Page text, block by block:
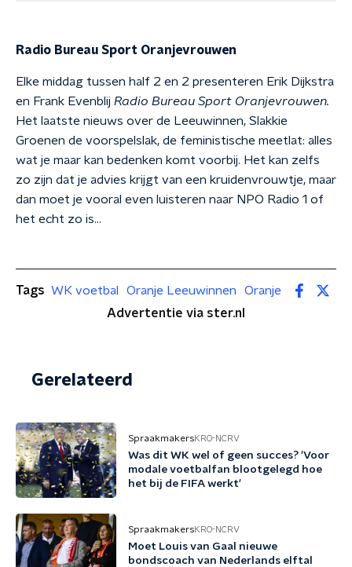
Radio Bureau Sport Oranjevrouwen
Elke middag tussen half 2 en 2 presenteren Erik Dijkstra
en Frank Evenblij Radio Bureau Sport Oranjevrouwen.
Het laatste nieuws over de Leeuwinnen, Slakkie
Groenen de voorspelslak, de feministische meetlat: alles
wat je maar kan bedenken komt voorbij. Het kan zelfs
zo zijn dat je advies krijgt van een kruidenvrouwtje, maar
dan moet je vooral even luisteren naar NPO Radio 1 of
het echt zo is...
Tags WK voetbal Oranje Leeuwinnen
Oranje
Advertentie via ster.nl
Gerelateerd
SpraakmakersKRO-NCRV
Was dit WK wel of geen succes? 'Voor
modale voetbalfan blootgelegd hoe
het bij de FIFA werkt'
SpraakmakersKRO-NCRV
Moet Louis van Gaal nieuwe
bondscoach van Nederlands elftal